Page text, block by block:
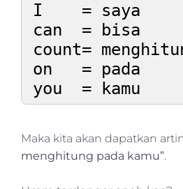
I    = saya
can  = bisa
count=
on   = pada
Maka kita akan dapatkan
menghitung pada kamu”.